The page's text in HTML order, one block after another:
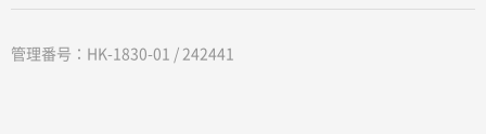
管理番号：HK-1830-01 / 242441